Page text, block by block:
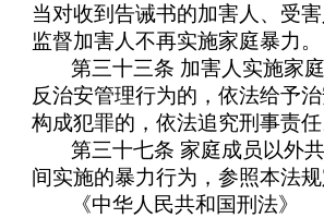
当对收到告诫书的加害人、受害
监督加害人不再实施家庭暴力。
第三十三条 加害人实施家
反治安管理行为的，依法给予治
构成犯罪的，依法追究刑事责任
第三十七条 家庭成员以外
间实施的暴力行为，参照本法规
《中华人民共和国刑法》